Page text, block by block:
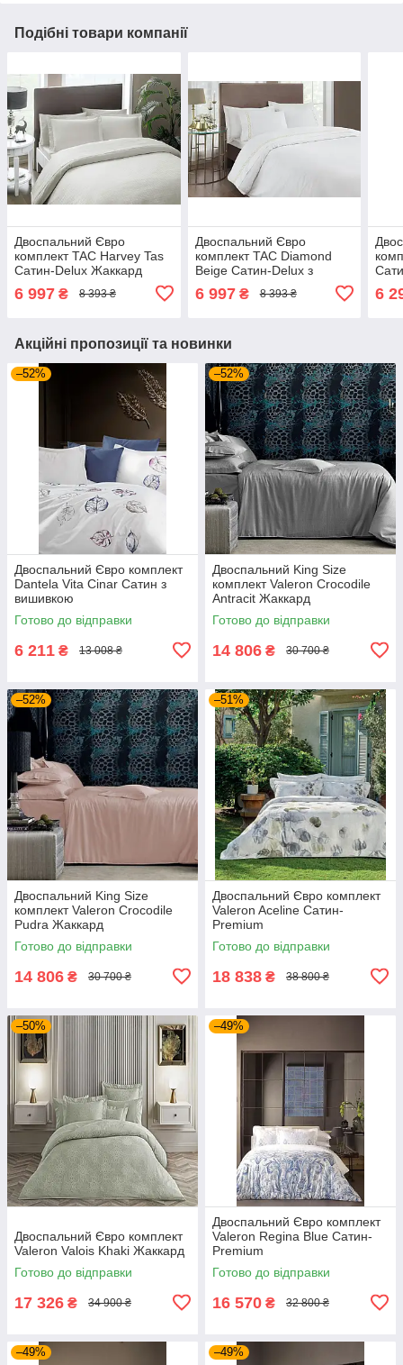
Подібні товари компанії
Двоспальний Євро
комплект TAC Harvey Tas
Сатин-Delux Жаккард
6 997 ₴ 8 393 ₴
Двоспальний Євро
комплект TAC Diamond
Beige Сатин-Delux з
6 997₴ 8 393 ₴ 6
Акційні пропозиції та новинки
–52%
Двоспальний Євро комплект
Dantela Vita Cinar Сатин з
вишивкою
Готово до відправки
6 211 ₴ 13 008 ₴
–52%
Двоспальний King Size
комплект Valeron Crocodile
Antracit Жаккард
Готово до відправки
14 806 ₴ 30 700 ₴
–52%
Двоспальний King Size
комплект Valeron Crocodile
Pudra Жаккард
Готово до відправки
14 806 ₴ 30 700 ₴
–51%
Двоспальний Євро комплект
Valeron Aceline Сатин-
Premium
Готово до відправки
18 838 ₴ 38 800 ₴
–50%
Двоспальний Євро комплект
Valeron Valois Khaki Жаккард
Готово до відправки
17 326 ₴ 34 900 ₴
–49%
Двоспальний Євро комплект
Valeron Regina Blue Сатин-
Premium
Готово до відправки
16 570 ₴ 32 800 ₴
–49% –49%